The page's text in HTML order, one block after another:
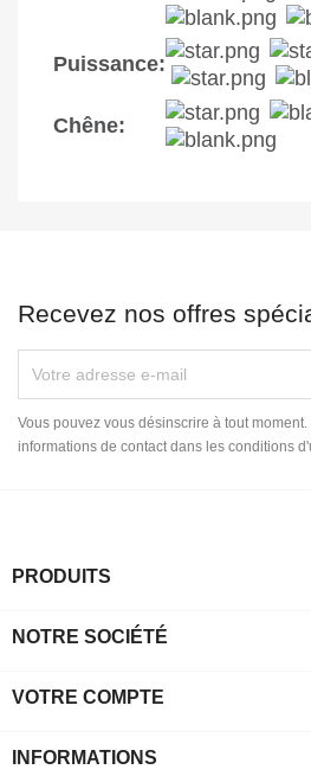
Puissance:
Chêne:
Recevez nos offres
Vous pouvez vous désinscrire à tout
informations de contact dans les conditions
PRODUITS
NOTRE SOCIÉTÉ
VOTRE COMPTE
INFORMATIONS